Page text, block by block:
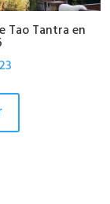
Tao Tantra en